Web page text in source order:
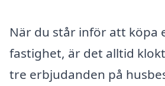
När du står inför att köpa
fastighet, är det alltid
tre erbjudanden på